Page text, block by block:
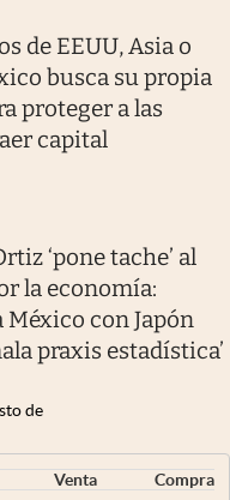
de EEUU, Asia o
busca su propia
proteger a las
capital
‘pone tache’ al
la economía:
México con Japón
praxis estadística’
de
Venta
Compra